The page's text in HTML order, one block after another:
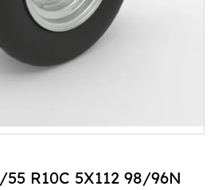
R10C 5X112 98/96N